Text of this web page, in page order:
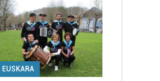
EUSKARA